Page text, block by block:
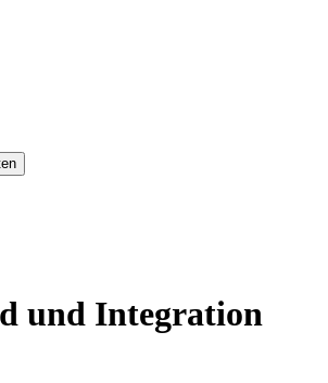
und Integration